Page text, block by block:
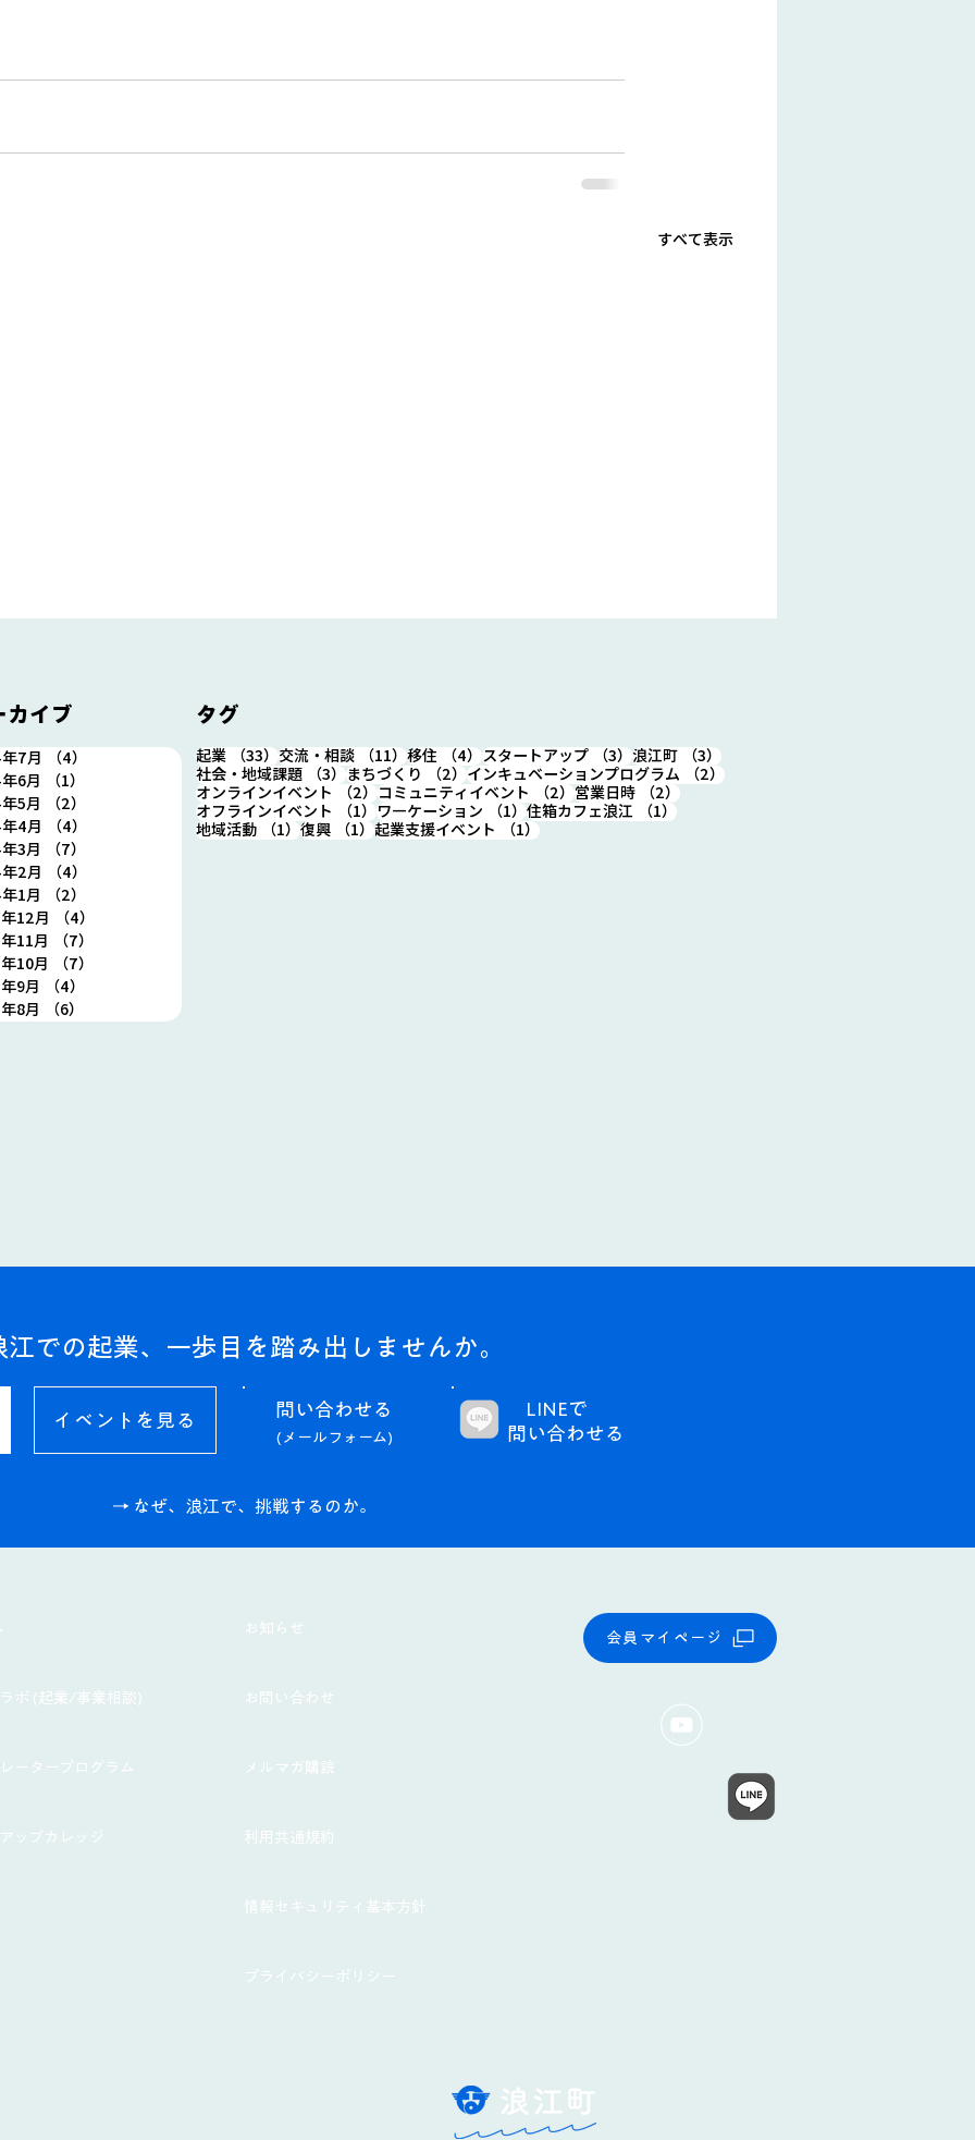
すべて表示
7/25(木)12時～13時 シンカ
のランチ会開催します！
8/1(木) 19時～20時半 新イベ
ント「ナミエでゼロイチ」第
カイブ タグ
7月 （4）
6月
（1）
5月
（2）
4月
（4）
3月
（7）
2月
（4）
1月
（2）
12月
（4）
11月
（7）
10月
（7）
9月
（4）
8月
（6）
起業 （33）33件の記事
交流・相談 （11）11件の記事
移住 （4）4件の記事
スタートアップ （3）3件の記事
浪江町 （3）3件の記事
社会・地域課題
（3）3件の記事
まちづくり （2）2件の記事
インキュベーションプログラム （2）2件の記事
オンラインイベント
（2）2件の記事
コミュニティイベント （2）2件の記事
営業日時 （2）2件の記事
オフラインイベント
（1）1件の記事
ワ―ケーション （1）1件の記事
住箱カフェ浪江 （1）1件の記事
地域活動
（1）1件の記事
復興 （1）1件の記事
起業支援イベント （1）1件の記事
江での起業、一歩目を踏み出しませんか。
イベントを見る
(メールフォーム)
問い合わせる​
問い合わせる​
LINEで
→ なぜ、浪江で、挑戦するのか。
ボ (起業/事業相談)
ータープログラム
ップカレッジ
お知らせ
お問い合わせ
メルマガ購読
利用共通規約
情報セキュリティ基本方針
会員マイページ
プライバシーポリシー